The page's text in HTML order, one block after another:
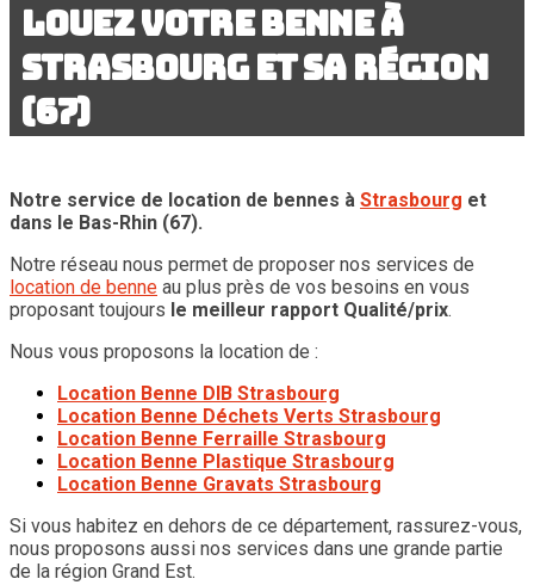
Louez votre benne à
Strasbourg et sa région
(67)
Notre service de location de bennes à Strasbourg et
dans le Bas-Rhin (67).
Notre réseau nous permet de proposer nos services de
location de benne au plus près de vos besoins en vous
proposant toujours le meilleur rapport Qualité/prix.
Nous vous proposons la location de :
Location Benne DIB Strasbourg
Location Benne Déchets Verts Strasbourg
Location Benne Ferraille Strasbourg
Location Benne Plastique Strasbourg
Location Benne Gravats Strasbourg
Si vous habitez en dehors de ce département, rassurez-vous,
nous proposons aussi nos services dans une grande partie
de la région Grand Est.